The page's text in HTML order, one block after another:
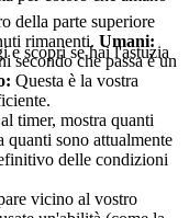
e scopri se hai l'astuzia
della parte superiore
rimanenti. Umani:
secondo che passa è un
Questa è la vostra
timer, mostra quanti
sono attualmente
delle condizioni
vicino al vostro